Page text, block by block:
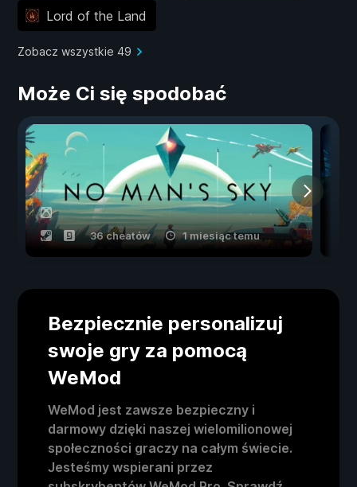
Lord of the Land
Zobacz wszystkie 49
Może Ci się spodobać
36 cheatów 1 miesiąc temu
Bezpiecznie personalizuj
swoje gry za pomocą
WeMod
WeMod jest zawsze bezpieczny i
darmowy dzięki naszej wielomilionowej
społeczności graczy na całym świecie.
Jesteśmy wspierani przez